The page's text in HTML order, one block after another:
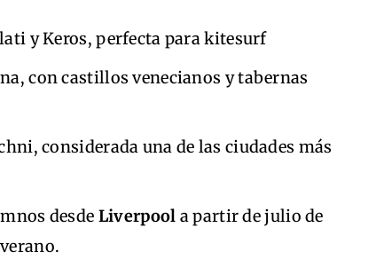
y Keros, perfecta para kitesurf
con castillos venecianos y tabernas
considerada una de las ciudades más
desde Liverpool a partir de julio de